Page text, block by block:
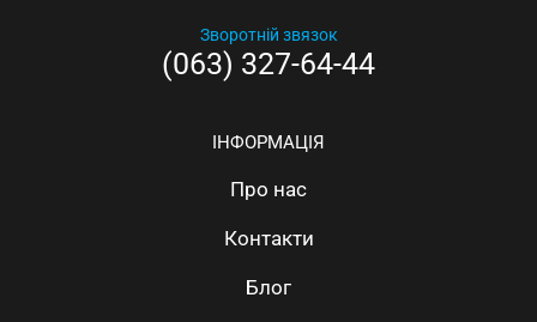
Зворотній звязок
(063) 327-64-44
ІНФОРМАЦІЯ
Про нас
Контакти
Блог